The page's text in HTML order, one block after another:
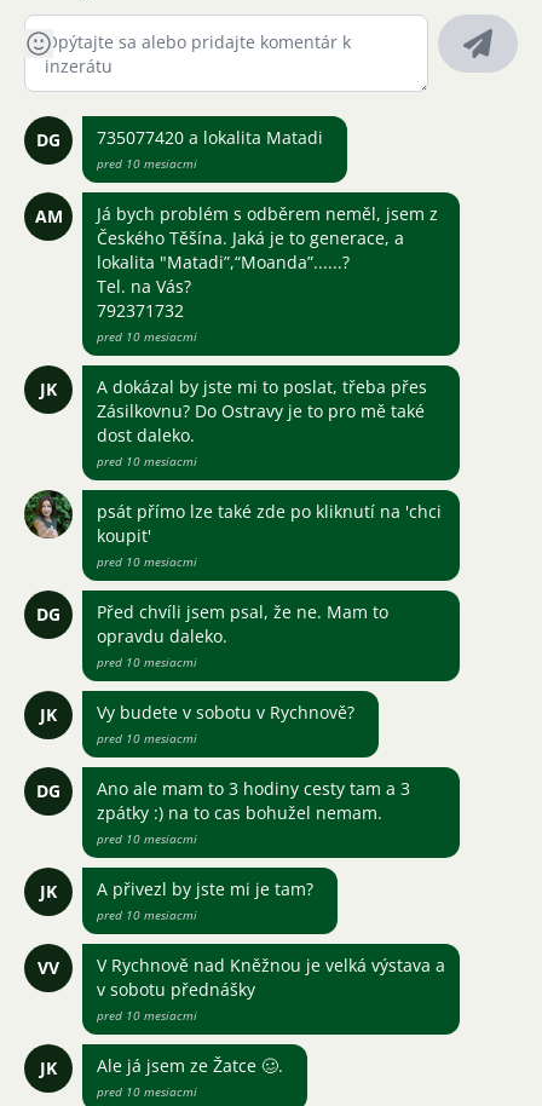
DG 735077420 a lokalita Matadi
pred 10 mesiacmi
AM
Já bych problém s odběrem neměl, jsem z
Českého Těšína. Jaká je to generace, a
lokalita "Matadi”,“Moanda”......?
Tel. na Vás?
792371732
pred 10 mesiacmi
JK
A dokázal by jste mi to poslat, třeba přes
Zásilkovnu? Do Ostravy je to pro mě také
dost daleko.
pred 10 mesiacmi
psát přímo lze také zde po kliknutí na 'chci
koupit'
pred 10 mesiacmi
DG
Před chvíli jsem psal, že ne. Mam to
opravdu daleko.
pred 10 mesiacmi
JK Vy budete v sobotu v Rychnově?
pred 10 mesiacmi
DG
Ano ale mam to 3 hodiny cesty tam a 3
zpátky :) na to cas bohužel nemam.
pred 10 mesiacmi
JK A přivezl by jste mi je tam?
pred 10 mesiacmi
VV
V Rychnově nad Kněžnou je velká výstava a
v sobotu přednášky
pred 10 mesiacmi
JK Ale já jsem ze Žatce 🥴.
pred 10 mesiacmi